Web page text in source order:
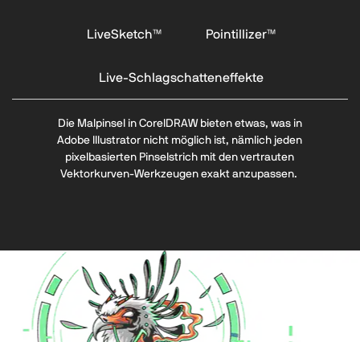
LiveSketch™ Pointillizer™
Live-Schlagschatteneffekte
Die Malpinsel in CorelDRAW bieten etwas, was in
Adobe Illustrator nicht möglich ist, nämlich jeden
pixelbasierten Pinselstrich mit den vertrauten
Vektorkurven-Werkzeugen exakt anzupassen.